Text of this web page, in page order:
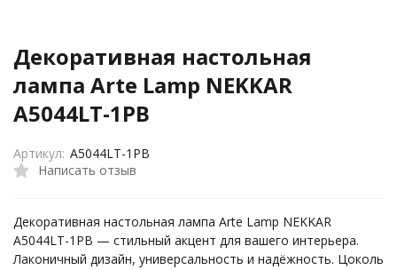
Декоративная настольная
лампа Arte Lamp NEKKAR
A5044LT-1PB
Написать отзыв
Артикул: A5044LT-1PB
Декоративная настольная лампа Arte Lamp NEKKAR
A5044LT-1PB — стильный акцент для вашего интерьера.
Лаконичный дизайн, универсальность и надёжность. Цоколь